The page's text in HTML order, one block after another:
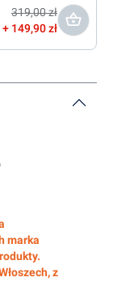
319,00 zł
149,90 zł
marka
z